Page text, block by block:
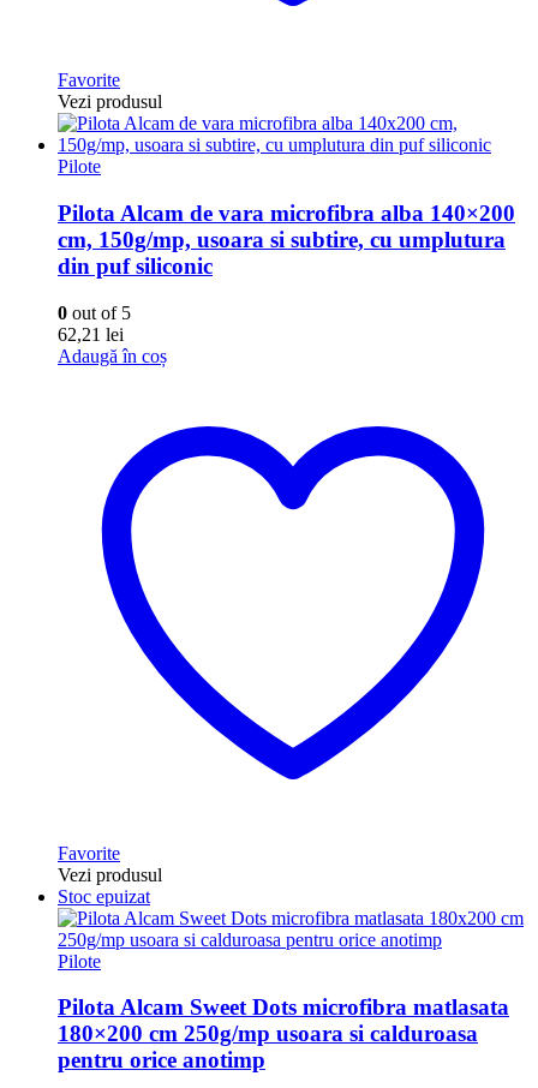
Favorite
Vezi produsul
Pilote
Pilota Alcam de vara microfibra alba 140×200
cm, 150g/mp, usoara si subtire, cu umplutura
din puf siliconic
0 out of 5
62,21 lei
Adaugă în coș
Favorite
Vezi produsul
Stoc epuizat
Pilote
Pilota Alcam Sweet Dots microfibra matlasata
180×200 cm 250g/mp usoara si calduroasa
pentru orice anotimp